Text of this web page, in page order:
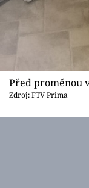
Před proměnou
Zdroj: FTV Prima